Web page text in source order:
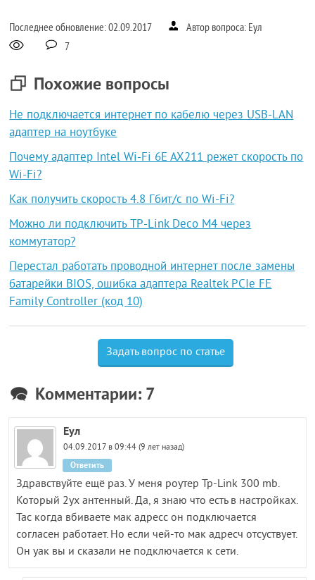
Последнее обновление: 02.09.2017
Автор вопроса: Еул
7
Похожие вопросы
Не подключается интернет по кабелю через USB-LAN
адаптер на ноутбуке
Почему адаптер Intel Wi-Fi 6E AX211 режет скорость по
Wi-Fi?
Как получить скорость 4.8 Гбит/с по Wi-Fi?
Можно ли подключить TP-Link Deco M4 через
коммутатор?
Перестал работать проводной интернет после замены
батарейки BIOS, ошибка адаптера Realtek PCIe FE
Family Controller (код 10)
Задать вопрос по статье
Комментарии: 7
Еул
04.09.2017 в 09:44 (9 лет назад)
Здравствуйте ещё раз. У меня роутер Tp-Link 300 mb.
Который 2ух антенный. Да, я знаю что есть в настройках.
Тас когда вбиваете мак адресс он подключается
согласен работает. Но если чей-то мак адресч отсуствует.
Он уак вы и сказали не подключается к сети.
Ответить